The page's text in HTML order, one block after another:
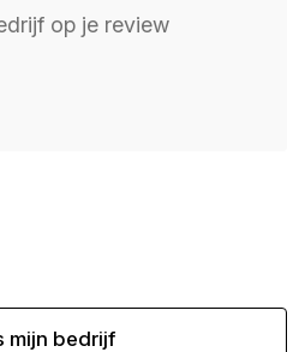
op je review
mijn bedrijf